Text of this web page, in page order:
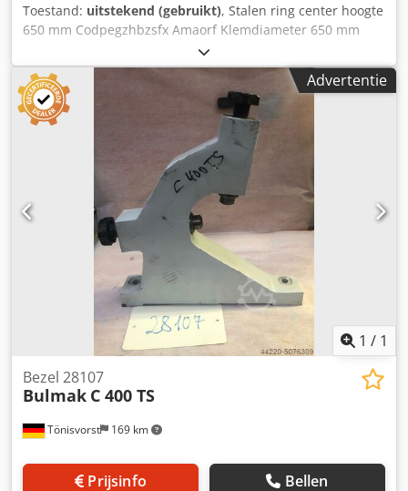
Toestand: uitstekend (gebruikt), Stalen ring center hoogte
650 mm Codpegzhbzsfx Amaorf Klemdiameter 650 mm
hoogte vanaf basis 1190 mm ges. De hoogte kan optioneel
met 100 mm worden verminderd en de centrale hoogte
kan ook met 100 mm worden verminderd door een
tussenplaat los te schroeven. meer details, zie foto
Advertentie
1 / 1
Tönisvorst 169 km
Bezel 28107
Bulmak C 400 TS
Prijsinfo Bellen